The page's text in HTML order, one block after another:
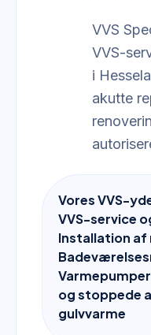
VVS
VVS-
i
akutte
Vores VVS-
VVS-service
Installation af
og stoppede
gulvvarme